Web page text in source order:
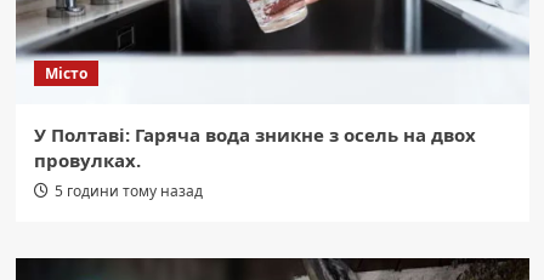
Місто
У Полтаві: Гаряча вода зникне з осель на двох
провулках.
5 години тому назад